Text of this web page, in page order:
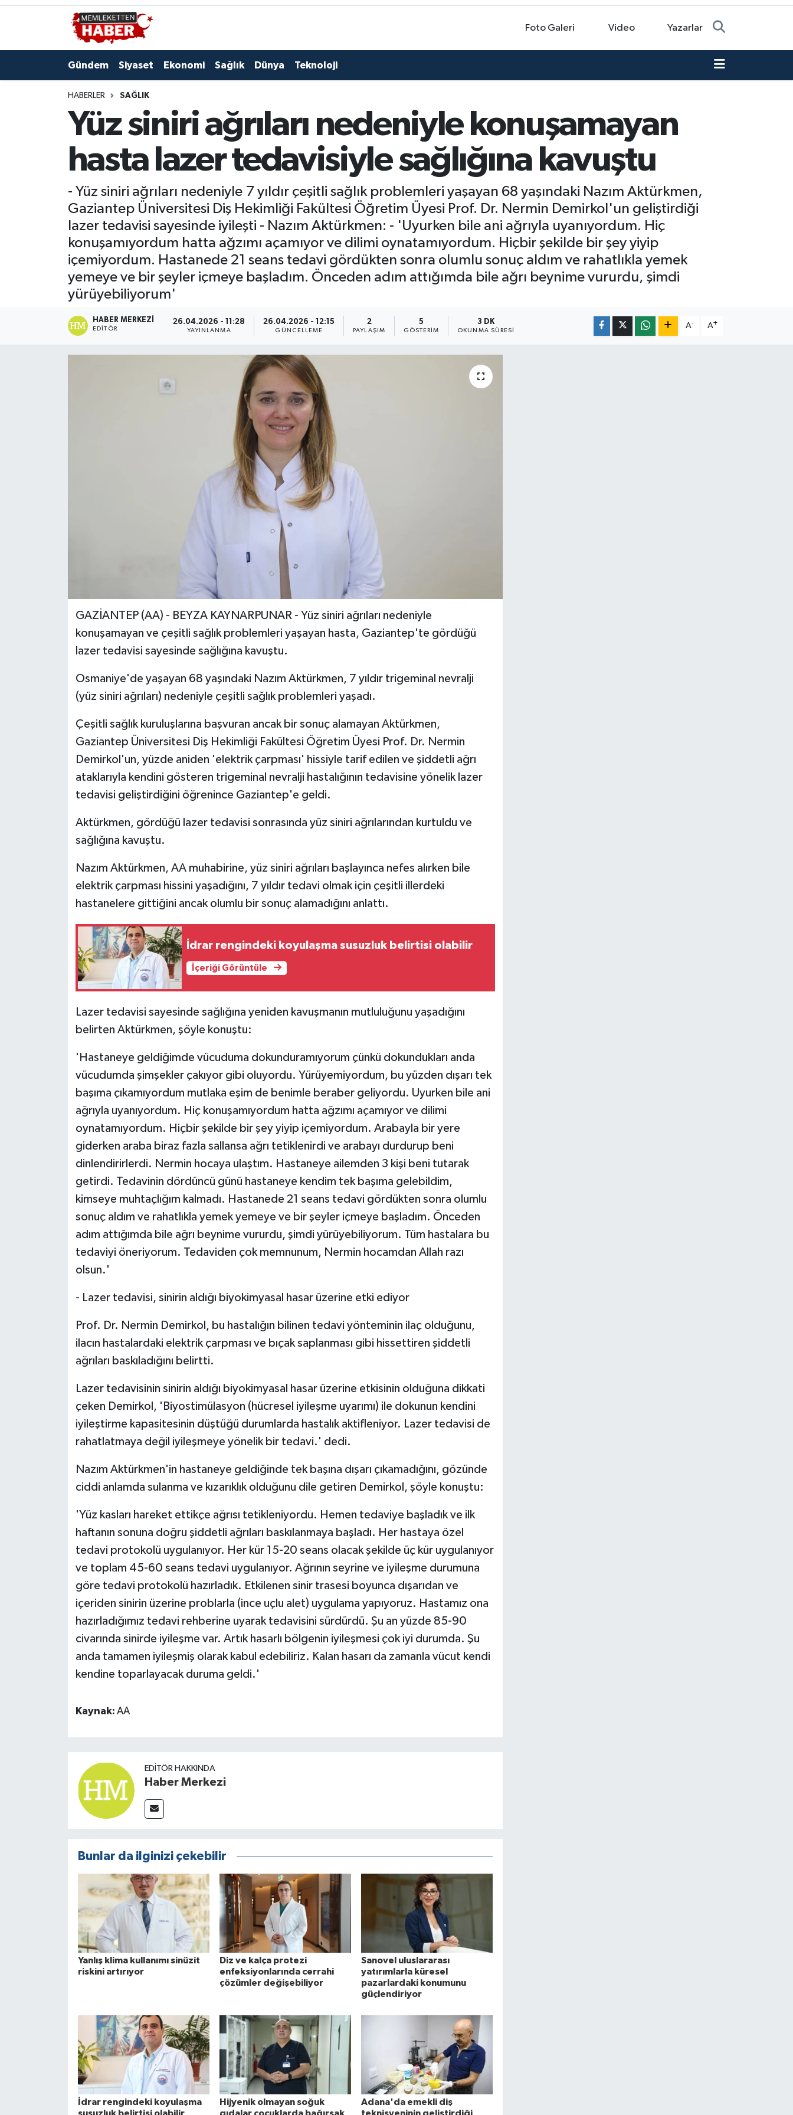
Foto Galeri Video Yazarlar
Gündem Siyaset Ekonomi Sağlık Dünya Teknoloji
HABERLER SAĞLIK
Yüz siniri ağrıları nedeniyle konuşamayan
hasta lazer tedavisiyle sağlığına kavuştu
- Yüz siniri ağrıları nedeniyle 7 yıldır çeşitli sağlık problemleri yaşayan 68 yaşındaki Nazım Aktürkmen,
Gaziantep Üniversitesi Diş Hekimliği Fakültesi Öğretim Üyesi Prof. Dr. Nermin Demirkol'un geliştirdiği
lazer tedavisi sayesinde iyileşti - Nazım Aktürkmen: - 'Uyurken bile ani ağrıyla uyanıyordum. Hiç
konuşamıyordum hatta ağzımı açamıyor ve dilimi oynatamıyordum. Hiçbir şekilde bir şey yiyip
içemiyordum. Hastanede 21 seans tedavi gördükten sonra olumlu sonuç aldım ve rahatlıkla yemek
yemeye ve bir şeyler içmeye başladım. Önceden adım attığımda bile ağrı beynime vururdu, şimdi
yürüyebiliyorum'
HABER MERKEZI
EDITÖR
26.04.2026 - 11:28
YAYINLANMA
26.04.2026 - 12:15
GÜNCELLEME
2
PAYLAŞIM
5
GÖSTERIM
3 DK
OKUNMA SÜRESI
A- A+
GAZİANTEP (AA) - BEYZA KAYNARPUNAR - Yüz siniri ağrıları nedeniyle
konuşamayan ve çeşitli sağlık problemleri yaşayan hasta, Gaziantep'te gördüğü
lazer tedavisi sayesinde sağlığına kavuştu.
Osmaniye'de yaşayan 68 yaşındaki Nazım Aktürkmen, 7 yıldır trigeminal nevralji
(yüz siniri ağrıları) nedeniyle çeşitli sağlık problemleri yaşadı.
Çeşitli sağlık kuruluşlarına başvuran ancak bir sonuç alamayan Aktürkmen,
Gaziantep Üniversitesi Diş Hekimliği Fakültesi Öğretim Üyesi Prof. Dr. Nermin
Demirkol'un, yüzde aniden 'elektrik çarpması' hissiyle tarif edilen ve şiddetli ağrı
ataklarıyla kendini gösteren trigeminal nevralji hastalığının tedavisine yönelik lazer
tedavisi geliştirdiğini öğrenince Gaziantep'e geldi.
Aktürkmen, gördüğü lazer tedavisi sonrasında yüz siniri ağrılarından kurtuldu ve
sağlığına kavuştu.
Nazım Aktürkmen, AA muhabirine, yüz siniri ağrıları başlayınca nefes alırken bile
elektrik çarpması hissini yaşadığını, 7 yıldır tedavi olmak için çeşitli illerdeki
hastanelere gittiğini ancak olumlu bir sonuç alamadığını anlattı.
İdrar rengindeki koyulaşma susuzluk belirtisi olabilir
İçeriği Görüntüle
Lazer tedavisi sayesinde sağlığına yeniden kavuşmanın mutluluğunu yaşadığını
belirten Aktürkmen, şöyle konuştu:
'Hastaneye geldiğimde vücuduma dokunduramıyorum çünkü dokundukları anda
vücudumda şimşekler çakıyor gibi oluyordu. Yürüyemiyordum, bu yüzden dışarı tek
başıma çıkamıyordum mutlaka eşim de benimle beraber geliyordu. Uyurken bile ani
ağrıyla uyanıyordum. Hiç konuşamıyordum hatta ağzımı açamıyor ve dilimi
oynatamıyordum. Hiçbir şekilde bir şey yiyip içemiyordum. Arabayla bir yere
giderken araba biraz fazla sallansa ağrı tetiklenirdi ve arabayı durdurup beni
dinlendirirlerdi. Nermin hocaya ulaştım. Hastaneye ailemden 3 kişi beni tutarak
getirdi. Tedavinin dördüncü günü hastaneye kendim tek başıma gelebildim,
kimseye muhtaçlığım kalmadı. Hastanede 21 seans tedavi gördükten sonra olumlu
sonuç aldım ve rahatlıkla yemek yemeye ve bir şeyler içmeye başladım. Önceden
adım attığımda bile ağrı beynime vururdu, şimdi yürüyebiliyorum. Tüm hastalara bu
tedaviyi öneriyorum. Tedaviden çok memnunum, Nermin hocamdan Allah razı
olsun.'
- Lazer tedavisi, sinirin aldığı biyokimyasal hasar üzerine etki ediyor
Prof. Dr. Nermin Demirkol, bu hastalığın bilinen tedavi yönteminin ilaç olduğunu,
ilacın hastalardaki elektrik çarpması ve bıçak saplanması gibi hissettiren şiddetli
ağrıları baskıladığını belirtti.
Lazer tedavisinin sinirin aldığı biyokimyasal hasar üzerine etkisinin olduğuna dikkati
çeken Demirkol, 'Biyostimülasyon (hücresel iyileşme uyarımı) ile dokunun kendini
iyileştirme kapasitesinin düştüğü durumlarda hastalık aktifleniyor. Lazer tedavisi de
rahatlatmaya değil iyileşmeye yönelik bir tedavi.' dedi.
Nazım Aktürkmen'in hastaneye geldiğinde tek başına dışarı çıkamadığını, gözünde
ciddi anlamda sulanma ve kızarıklık olduğunu dile getiren Demirkol, şöyle konuştu:
'Yüz kasları hareket ettikçe ağrısı tetikleniyordu. Hemen tedaviye başladık ve ilk
haftanın sonuna doğru şiddetli ağrıları baskılanmaya başladı. Her hastaya özel
tedavi protokolü uygulanıyor. Her kür 15-20 seans olacak şekilde üç kür uygulanıyor
ve toplam 45-60 seans tedavi uygulanıyor. Ağrının seyrine ve iyileşme durumuna
göre tedavi protokolü hazırladık. Etkilenen sinir trasesi boyunca dışarıdan ve
içeriden sinirin üzerine problarla (ince uçlu alet) uygulama yapıyoruz. Hastamız ona
hazırladığımız tedavi rehberine uyarak tedavisini sürdürdü. Şu an yüzde 85-90
civarında sinirde iyileşme var. Artık hasarlı bölgenin iyileşmesi çok iyi durumda. Şu
anda tamamen iyileşmiş olarak kabul edebiliriz. Kalan hasarı da zamanla vücut kendi
kendine toparlayacak duruma geldi.'
Kaynak: AA
EDITÖR HAKKINDA
Haber Merkezi
Bunlar da ilginizi çekebilir
Yanlış klima kullanımı sinüzit
riskini artırıyor
Diz ve kalça protezi
enfeksiyonlarında cerrahi
çözümler değişebiliyor
Sanovel uluslararası
yatırımlarla küresel
pazarlardaki konumunu
güçlendiriyor
İdrar rengindeki koyulaşma
Hijyenik olmayan soğuk
Adana'da emekli diş